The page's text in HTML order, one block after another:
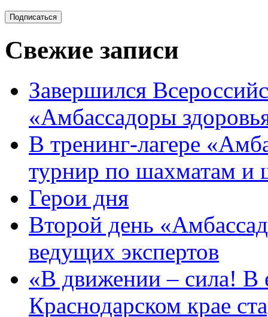
Свежие записи
Завершился
«Амбассадоры
В тренинг-лагере
турнир по шахматам и
Герои дня
Второй день
ведущих экспертов
«В движении – сила! В
Краснодарском крае